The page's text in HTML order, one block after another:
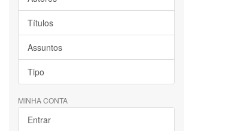
Títulos
Assuntos
Tipo
MINHA CONTA
Entrar